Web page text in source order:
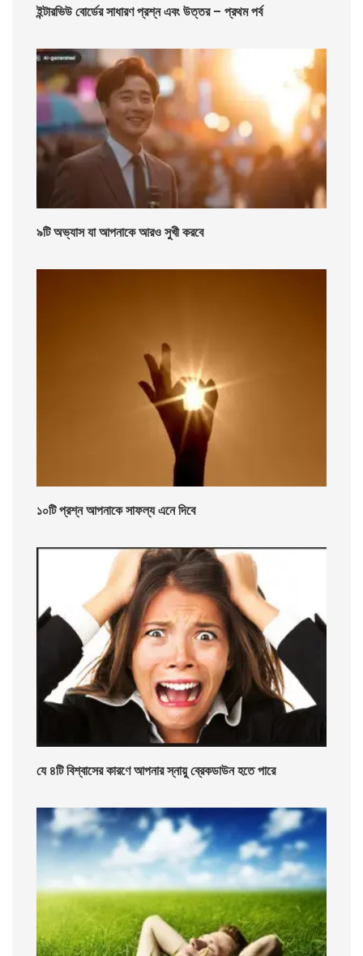
ইন্টারভিউ বোর্ডের সাধারণ প্রশ্ন এবং উত্তর – প্রথম পর্ব
৯টি অভ্যাস যা আপনাকে আরও সুখী করবে
১০টি প্রশ্ন আপনাকে সাফল্য এনে দিবে
যে ৪টি বিশ্বাসের কারণে আপনার স্নায়ু ব্রেকডাউন হতে পারে